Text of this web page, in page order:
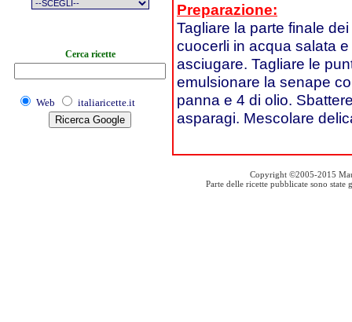
Cerca ricette
Web italiaricette.it
Preparazione:
Tagliare la parte finale
cuocerli in acqua salata
asciugare. Tagliare le
emulsionare la senape
panna e 4 di olio.
asparagi. Mescolare
Copyright ©2005-2015
Parte delle ricette pubblicate sono state